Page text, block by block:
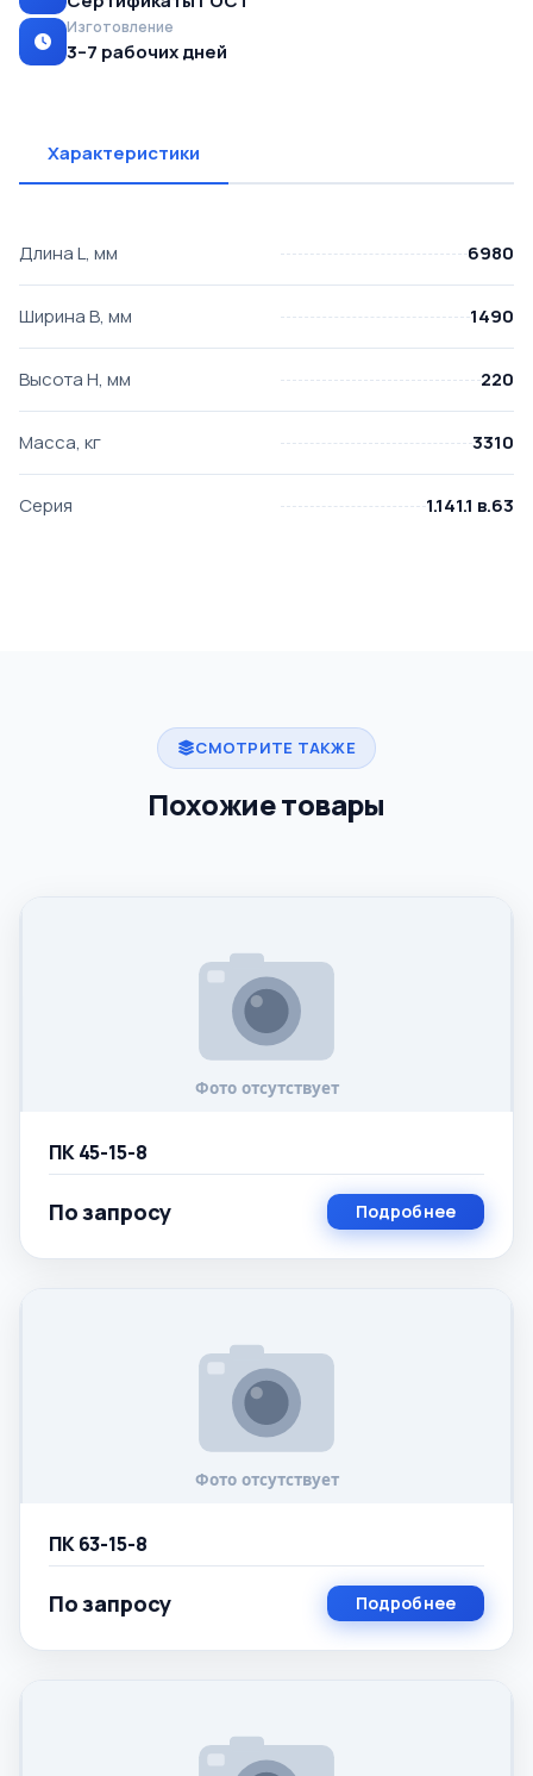
Изготовление
3–7 рабочих дней
Характеристики
Длина L, мм 6980
Ширина B, мм 1490
Высота H, мм 220
Масса, кг 3310
Серия 1.141.1 в.63
СМОТРИТЕ ТАКЖЕ
Похожие товары
ПК 45-15-8
По запросу Подробнее
ПК 63-15-8
По запросу Подробнее